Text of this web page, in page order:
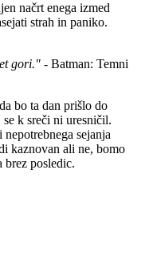
načrt enega izmed
strah in paniko.
gori." - Batman: Temni
bo ta dan prišlo do
k sreči ni uresničil.
sejanja
kaznovan ali ne, bomo
brez posledic.